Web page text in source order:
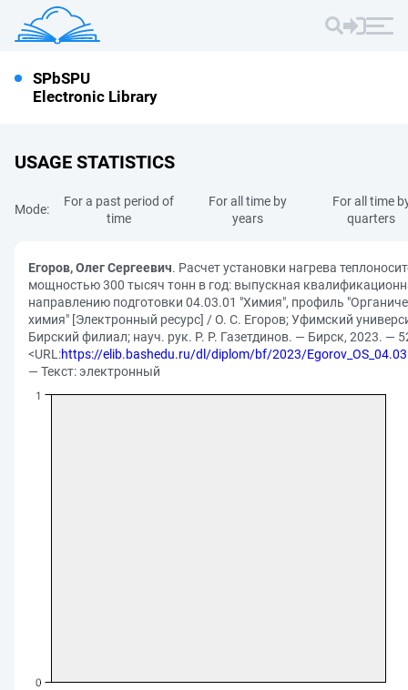
SPbSPU
Electronic Library
USAGE STATISTICS
Mode:
For a past period of
time
For all time by
years
For all time
quarters
Егоров, Олег Сергеевич. Расчет установки нагрева
мощностью 300 тысяч тонн в год: выпускная
направлению подготовки 04.03.01 "Химия", профиль
химия" [Электронный ресурс] / О. С. Егоров; Уфимский
Бирский филиал; науч. рук. Р. Р. Газетдинов. — Бирск, 2023. —
<URL:https://elib.bashedu.ru/dl/diplom/bf/2023/
— Текст: электронный